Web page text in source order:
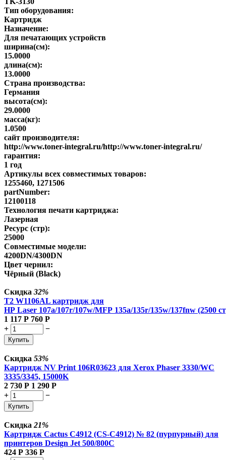
Тип оборудования:
Картридж
Назначение:
Для печатающих устройств
ширина(см):
15.0000
длина(см):
13.0000
Страна производства:
Германия
высота(см):
29.0000
масса(кг):
1.0500
сайт производителя:
http://www.toner-integral.ru/http://www.toner-integral.ru/
гарантия:
1 год
Артикулы всех совместимых товаров:
1255460, 1271506
partNumber:
12100118
Технология печати картриджа:
Лазерная
Ресурс (стр):
25000
Совместимые модели:
4200DN/4300DN
Цвет чернил:
Чёрный (Black)
Скидка 32%
T2 W1106AL картридж для
HP Laser 107a/107r/107w/MFP 135a/135r/135w/137fnw (2500
1 117 Р 760 Р
+
−
Купить
Скидка 53%
Картридж NV Print 106R03623 для Xerox Phaser 3330/WC
3335/3345, 15000K
2 730 Р 1 290 Р
+
−
Купить
Скидка 21%
Картридж Cactus C4912 (CS-C4912) № 82 (пурпурный) для
принтеров Design Jet 500/800C
424 Р 336 Р